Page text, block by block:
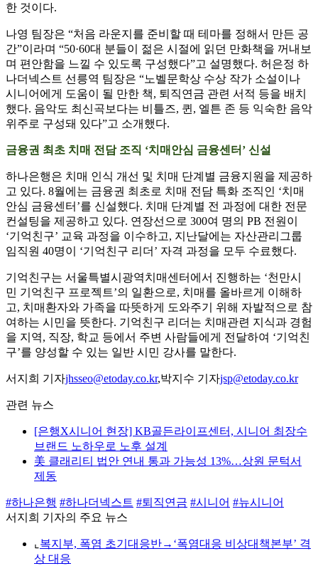
한 것이다.
나영 팀장은 “처음 라운지를 준비할 때 테마를 정해서 만든 공
간”이라며 “50·60대 분들이 젊은 시절에 읽던 만화책을 꺼내보
며 편안함을 느낄 수 있도록 구성했다”고 설명했다. 허은정 하
나더넥스트 선릉역 팀장은 “노벨문학상 수상 작가 소설이나
시니어에게 도움이 될 만한 책, 퇴직연금 관련 서적 등을 배치
했다. 음악도 최신곡보다는 비틀즈, 퀸, 엘튼 존 등 익숙한 음악
위주로 구성돼 있다”고 소개했다.
금융권 최초 치매 전담 조직 ‘치매안심 금융센터’ 신설
하나은행은 치매 인식 개선 및 치매 단계별 금융지원을 제공하
고 있다. 8월에는 금융권 최초로 치매 전담 특화 조직인 ‘치매
안심 금융센터’를 신설했다. 치매 단계별 전 과정에 대한 전문
컨설팅을 제공하고 있다. 연장선으로 300여 명의 PB 전원이
‘기억친구’ 교육 과정을 이수하고, 지난달에는 자산관리그룹
임직원 40명이 ‘기억친구 리더’ 자격 과정을 모두 수료했다.
기억친구는 서울특별시광역치매센터에서 진행하는 ‘천만시
민 기억친구 프로젝트’의 일환으로, 치매를 올바르게 이해하
고, 치매환자와 가족을 따뜻하게 도와주기 위해 자발적으로 참
여하는 시민을 뜻한다. 기억친구 리더는 치매관련 지식과 경험
을 지역, 직장, 학교 등에서 주변 사람들에게 전달하여 ‘기억친
구’를 양성할 수 있는 일반 시민 강사를 말한다.
서지희 기자jhsseo@etoday.co.kr,박지수 기자jsp@etoday.co.kr
관련 뉴스
[은행X시니어 현장] KB골든라이프센터, 시니어 최장수
브랜드 노하우로 노후 설계
美 클래리티 법안 연내 통과 가능성 13%…상원 문턱서
제동
#하나은행 #하나더넥스트 #퇴직연금 #시니어 #뉴시니어
서지희 기자의 주요 뉴스
⌞ 복지부, 폭염 초기대응반→‘폭염대응 비상대책본부’ 격
상 대응